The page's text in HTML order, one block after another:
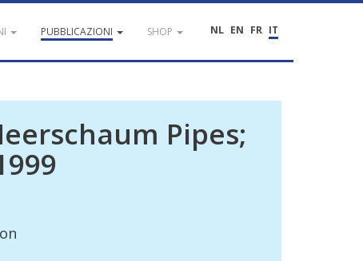
NL EN FR IT
PUBBLICAZIONI SHOP
Pipes;